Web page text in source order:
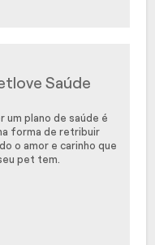
Saúde
um plano de saúde é
forma de retribuir
o amor e carinho que
pet tem.